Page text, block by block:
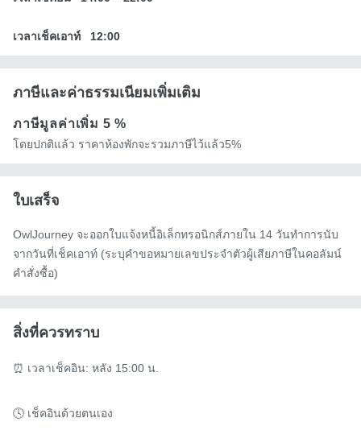
เวลาเช็คเอาท์ 12:00
ภาษีและค่าธรรมเนียมเพิ่มเติม
ภาษีมูลค่าเพิ่ม 5 %
โดยปกติแล้ว ราคาห้องพักจะรวมภาษีไว้แล้ว5%
ใบเสร็จ
OwlJourney จะออกใบแจ้งหนี้อิเล็กทรอนิกส์ภายใน 14 วันทำการนับ
จากวันที่เช็คเอาท์ (ระบุคำขอหมายเลขประจำตัวผู้เสียภาษีในคอลัมน์
คำสั่งซื้อ)
สิ่งที่ควรทราบ
⏰ เวลาเช็คอิน: หลัง 15:00 น.
🕓 เช็คอินด้วยตนเอง